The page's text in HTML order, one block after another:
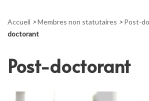
Accueil >Membres non statutaires > Post-
doctorant
Post-doctorant